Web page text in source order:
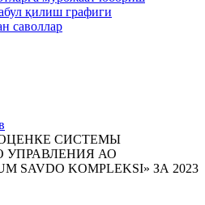
қилиш графиги
саволлар
СИСТЕМЫ
УПРАВЛЕНИЯ АО
SAVDO KOMPLEKSI» ЗА 2023